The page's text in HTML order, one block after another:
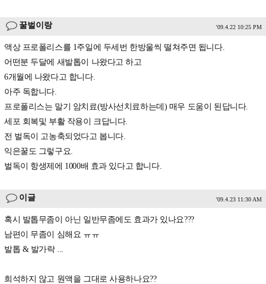
꿀벌이랑 '09.4.22 10:25 PM
액상 프로폴리스를 1주일에 두세번 한방울씩 떨쳐주면 됩니다.
어떤분 두달에 새발톱이 나왔다고 하고
6개월에 나왔다고 합니다.
아주 독합니다.
프로폴리스는 말기 암치료(방사선치료하는데) 매우 도움이 된답니다.
세포 회복및 부활 작용이 크답니다.
전 벌독이 고농축되었다고 봅니다.
익은꿀도 그렇구요.
벌독이 항생제에 1000배 효과 있다고 합니다.
이글 '09.4.23 11:30 AM
혹시 발톱무좀이 아닌 일반무좀에도 효과가 있나요???
남편이 무좀이 심해요 ㅠㅠ
발톱 & 발가락 ...
희석하지 않고 원액을 그대로 사용하나요??